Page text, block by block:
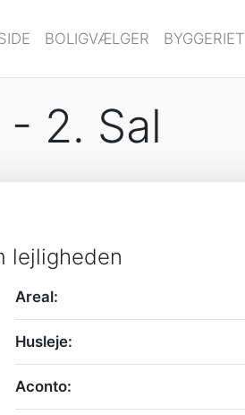
BOLIGVÆLGER BYGGERIET
- 2. Sal
lejligheden
Areal:
Husleje:
Aconto: